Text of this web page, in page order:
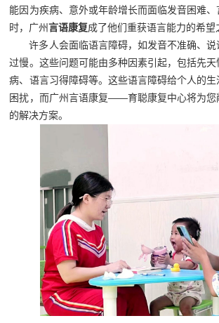
能因为疾病、意外或年龄增长而面临发音困难
时，广州言语康复成了他们重获语言能力的希望
许多人会面临语言障碍，如发音不准确、
过慢。这些问题可能由多种因素引起，包括先
病、语言习得障碍等。这些语言障碍给个人的
困扰，而广州言语康复——育聪康复中心将为您
的解决方案。